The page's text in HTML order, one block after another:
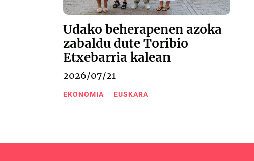
Udako beherapenen azoka
zabaldu dute Toribio
Etxebarria kalean
2026/07/21
EKONOMIA EUSKARA